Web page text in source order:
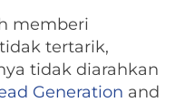
memberi
tertarik,
tidak diarahkan
Generation and